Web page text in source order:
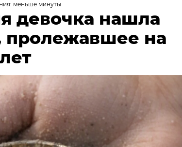
меньше минуты
девочка нашла
пролежавшее на